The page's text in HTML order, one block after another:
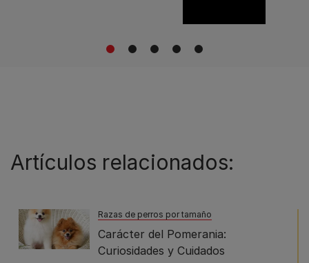
1 2 3 4 5
Artículos relacionados:
Razas de perros por tamaño
Carácter del Pomerania:
Curiosidades y Cuidados